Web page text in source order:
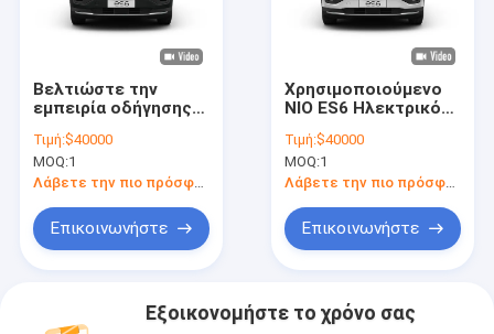
Βελτιώστε την
εμπειρία οδήγησης
φώτα και
διακοσμητικά
κομμάτια του NIO
Τιμή:$40000
MOQ:1
Λάβετε την πιο πρόσφατη τιμή
Επικοινωνήστε
Χρησιμοποιούμενο
NIO ES6 Ηλεκτρικό
Χρησιμοποιούμενο
νέο ηλεκτρικό
crossover SUV
Τιμή:$40000
MOQ:1
Λάβετε την πιο πρόσφατη τιμή
Επικοινωνήστε
Εξοικονομήστε το χρόνο σας